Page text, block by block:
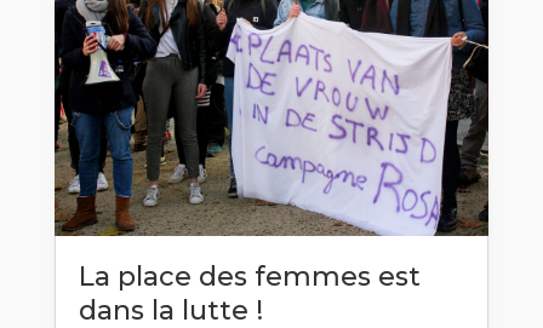
La place des femmes est
dans la lutte !